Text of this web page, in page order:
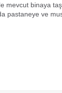
mevcut binaya
pastaneye ve